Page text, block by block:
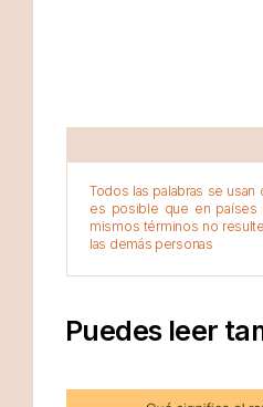
Todos las palabras se
es posible que en países
mismos términos no
las demás personas
Puedes leer